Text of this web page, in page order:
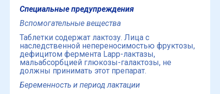
Специальные предупреждения
Вспомогательные вещества
Таблетки содержат лактозу. Лица с
наследственной непереносимостью фруктозы,
дефицитом фермента Lapp-лактазы,
мальабсорбцией глюкозы-галактозы, не
должны принимать этот препарат.
Беременность и период лактации